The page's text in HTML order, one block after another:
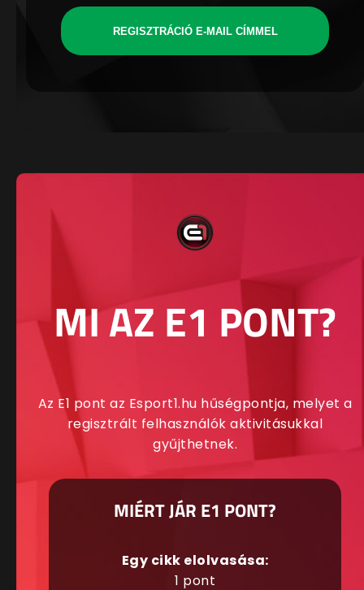
REGISZTRÁCIÓ E-MAIL CÍMMEL
MI AZ E1 PONT?
Az E1 pont az Esport1.hu hűségpontja, melyet a
regisztrált felhasználók aktivitásukkal
gyűjthetnek.
MIÉRT JÁR E1 PONT?
Egy cikk elolvasása:
1 pont